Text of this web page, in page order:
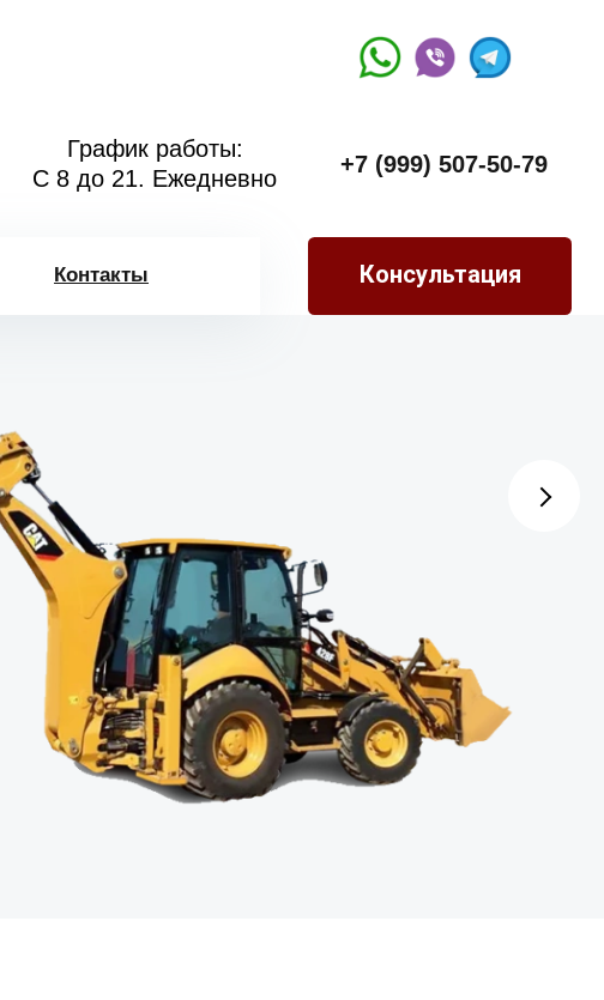
График работы:
С 8 до 21. Ежедневно
+7 (999) 507-50-79
Контакты Консультация